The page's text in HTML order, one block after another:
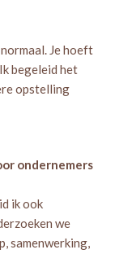
Je hoeft
begeleid het
opstelling
ondernemers
ik ook
we
samenwerking,